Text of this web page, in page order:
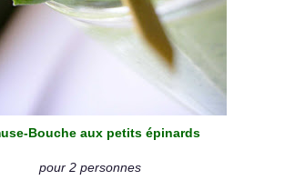
Bouche aux petits épinards
pour 2 personnes